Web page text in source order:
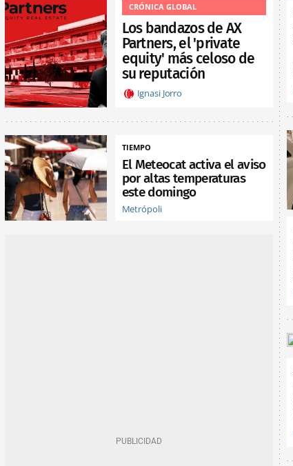
CRÓNICA GLOBAL
Los bandazos de AX
Partners, el 'private
equity' más celoso de
su reputación
Ignasi Jorro
TIEMPO
El Meteocat activa el aviso
por altas temperaturas
este domingo
Metrópoli